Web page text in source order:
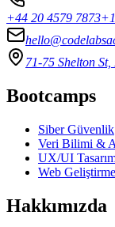
+44 20 4579 7873
71-75 Shelton
Bootcamps
Siber Güvenlik
Veri Bilimi &
UX/UI
Web Geliştirme
Hakkımızda